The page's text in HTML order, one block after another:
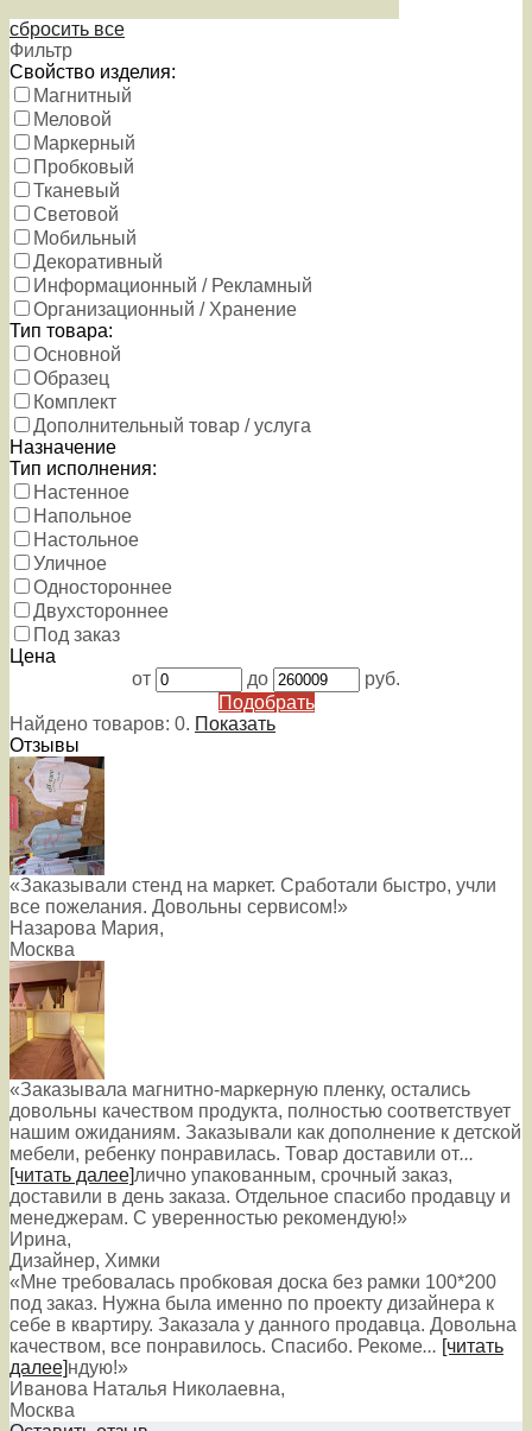
сбросить все
Фильтр
Свойство изделия:
Магнитный
Меловой
Маркерный
Пробковый
Тканевый
Световой
Мобильный
Декоративный
Информационный / Рекламный
Организационный / Хранение
Тип товара:
Основной
Образец
Комплект
Дополнительный товар / услуга
Назначение
Тип исполнения:
Настенное
Напольное
Настольное
Уличное
Одностороннее
Двухстороннее
Под заказ
Цена
от
до
руб.
Подобрать
Найдено товаров: 0. Показать
Отзывы
«Заказывали стенд на маркет. Сработали быстро, учли
все пожелания. Довольны сервисом!»
Назарова Мария,
Москва
«Заказывала магнитно-маркерную пленку, остались
довольны качеством продукта, полностью соответствует
нашим ожиданиям. Заказывали как дополнение к детской
мебели, ребенку понравилась. Товар доставили от...
[читать далее]лично упакованным, срочный заказ,
доставили в день заказа. Отдельное спасибо продавцу и
менеджерам. С уверенностью рекомендую!»
Ирина,
Дизайнер, Химки
«Мне требовалась пробковая доска без рамки 100*200
под заказ. Нужна была именно по проекту дизайнера к
себе в квартиру. Заказала у данного продавца. Довольна
качеством, все понравилось. Спасибо. Рекоме... [читать
далее]ндую!»
Иванова Наталья Николаевна,
Москва